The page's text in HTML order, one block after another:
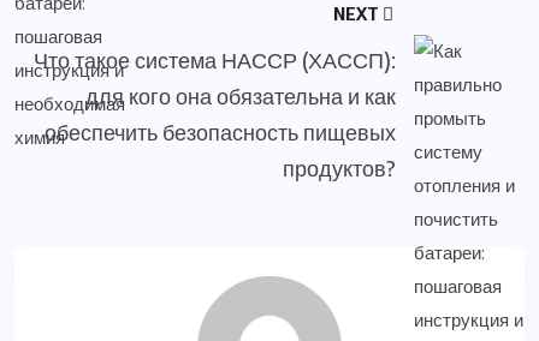
NEXT
Что такое система НАССР (ХАССП):
для кого она обязательна и как
обеспечить безопасность пищевых
продуктов?